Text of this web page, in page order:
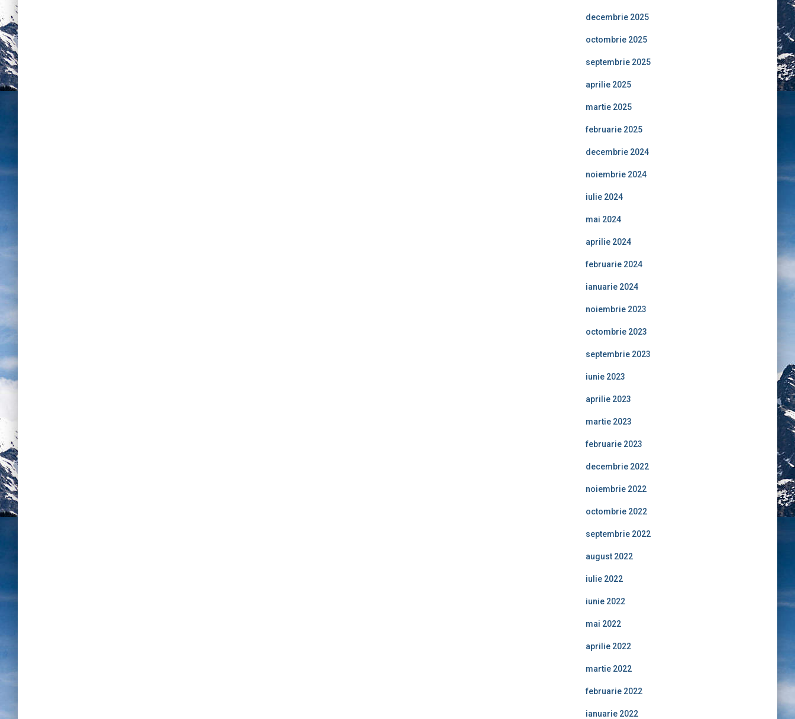
decembrie 2025
octombrie 2025
septembrie 2025
aprilie 2025
martie 2025
februarie 2025
decembrie 2024
noiembrie 2024
iulie 2024
mai 2024
aprilie 2024
februarie 2024
ianuarie 2024
noiembrie 2023
octombrie 2023
septembrie 2023
iunie 2023
aprilie 2023
martie 2023
februarie 2023
decembrie 2022
noiembrie 2022
octombrie 2022
septembrie 2022
august 2022
iulie 2022
iunie 2022
mai 2022
aprilie 2022
martie 2022
februarie 2022
ianuarie 2022